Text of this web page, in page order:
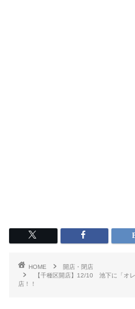
HOME
開店・閉店
【千種区開店】12/10 池下に「オ
店！！